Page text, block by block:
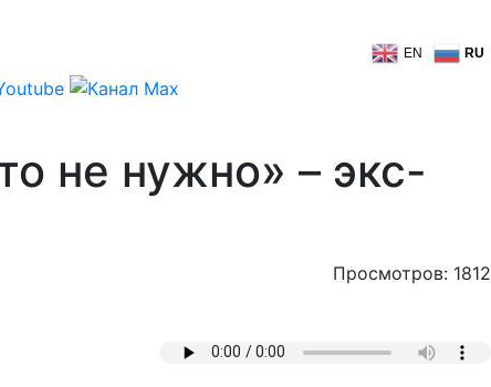
EN RU
не нужно» – экс-
Просмотров: 1812